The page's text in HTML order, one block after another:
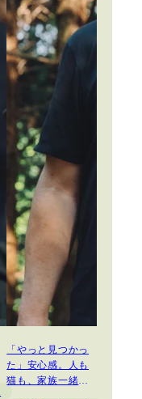
「やっと見つかっ
た」安心感。人も
猫も、家族一緒に